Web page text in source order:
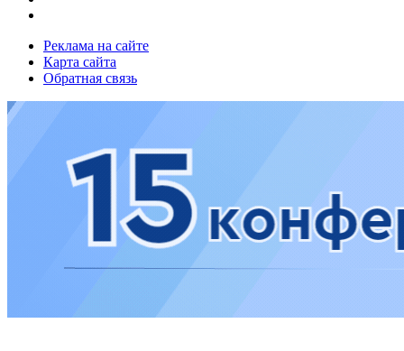
Реклама на сайте
Карта сайта
Обратная связь